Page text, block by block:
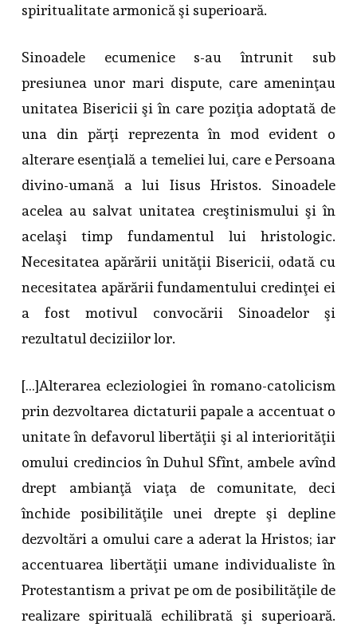
spiritualitate armonică şi superioară.
Sinoadele ecumenice s-au întrunit sub
presiunea unor mari dispute, care ameninţau
unitatea Bisericii şi în care poziţia adoptată de
una din părţi reprezenta în mod evident o
alterare esenţială a temeliei lui, care e Persoana
divino-umană a lui Iisus Hristos. Sinoadele
acelea au salvat unitatea creştinismului şi în
acelaşi timp fundamentul lui hristologic.
Necesitatea apărării unităţii Bisericii, odată cu
necesitatea apărării fundamentului credinţei ei
a fost motivul convocării Sinoadelor şi
rezultatul deciziilor lor.
[…]Alterarea ecleziologiei în romano-catolicism
prin dezvoltarea dictaturii papale a accentuat o
unitate în defavorul libertăţii şi al interiorităţii
omului credincios în Duhul Sfînt, ambele avînd
drept ambianţă viaţa de comunitate, deci
închide posibilităţile unei drepte şi depline
dezvoltări a omului care a aderat la Hristos; iar
accentuarea libertăţii umane individualiste în
Protestantism a privat pe om de posibilităţile de
realizare spirituală echilibrată şi superioară.